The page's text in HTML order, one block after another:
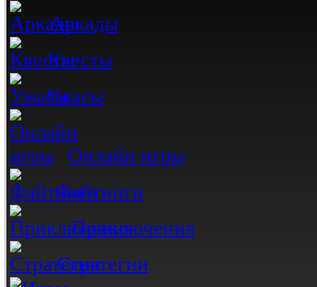
Аркады
Квесты
Ужасы
Онлайн игры
Файтинги
Приключения
Стратегии